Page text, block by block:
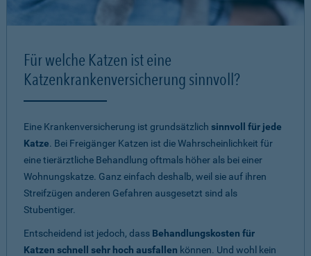
Für welche Katzen ist eine
Katzenkrankenversicherung sinnvoll?
Eine Krankenversicherung ist grundsätzlich sinnvoll für jede
Katze. Bei Freigänger Katzen ist die Wahrscheinlichkeit für
eine tierärztliche Behandlung oftmals höher als bei einer
Wohnungskatze. Ganz einfach deshalb, weil sie auf ihren
Streifzügen anderen Gefahren ausgesetzt sind als
Stubentiger.
Entscheidend ist jedoch, dass Behandlungskosten für
Katzen schnell sehr hoch ausfallen können. Und wohl kein